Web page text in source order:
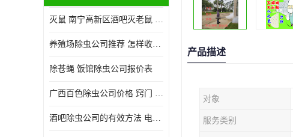
灭鼠 南宁高新区酒吧灭老鼠 诚信经营
养殖场除虫公司推荐 怎样收费 除苍蝇
除苍蝇 饭馆除虫公司报价表
广西百色除虫公司价格 窍门 除蟑螂
酒吧除虫公司的有效方法 电话 除螨虫
产品描述
对象
服务类别